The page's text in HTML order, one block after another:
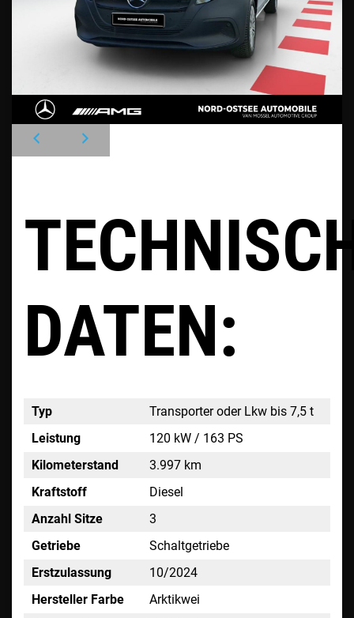
DATEN:
Typ
Transporter oder Lkw bis 7,5 t
Leistung
120 kW / 163 PS
Kilometerstand
3.997 km
Kraftstoff
Diesel
Anzahl Sitze
3
Getriebe
Schaltgetriebe
Erstzulassung
10/2024
Hersteller Farbe
Arktikwei